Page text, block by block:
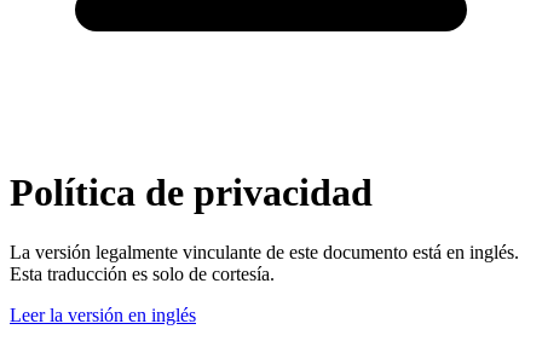
Política de privacidad
La versión legalmente vinculante de este documento está en inglés.
Esta traducción es solo de cortesía.
Leer la versión en inglés